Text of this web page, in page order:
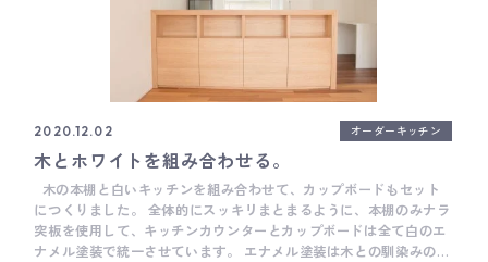
2020.12.02 オーダーキッチン
木とホワイトを組み合わせる。
木の本棚と白いキッチンを組み合わせて、カップボードもセット
につくりました。 全体的にスッキリまとまるように、本棚のみナラ
突板を使用して、キッチンカウンターとカップボードは全て白のエ
ナメル塗装で統一させています。 エナメル塗装は木との馴染みの良